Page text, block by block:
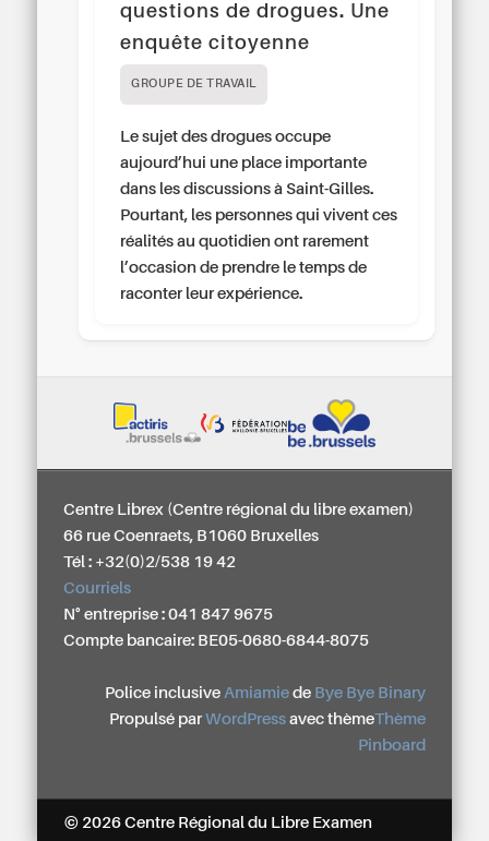
questions de drogues. Une
enquête citoyenne
GROUPE DE TRAVAIL
Le sujet des drogues occupe
aujourd’hui une place importante
dans les discussions à Saint-Gilles.
Pourtant, les personnes qui vivent ces
réalités au quotidien ont rarement
l’occasion de prendre le temps de
raconter leur expérience.
Centre Librex (Centre régional du libre examen)
66 rue Coenraets, B1060 Bruxelles
Tél : +32(0)2/538 19 42
Courriels
N° entreprise : 041 847 9675
Compte bancaire: BE05-0680-6844-8075
Police inclusive Amiamiede Bye Bye Binary
Propulsé par WordPressavec thèmeThème
Pinboard
© 2026 Centre Régional du Libre Examen